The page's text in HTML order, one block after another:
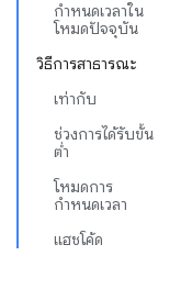
กำหนดเวลาใน
โหมดปัจจุบัน
วิธีการสาธารณะ
เท่ากับ
ช่วงการได้รับขั้น
ต่ำ
โหมดการ
กำหนดเวลา
แฮชโค้ด